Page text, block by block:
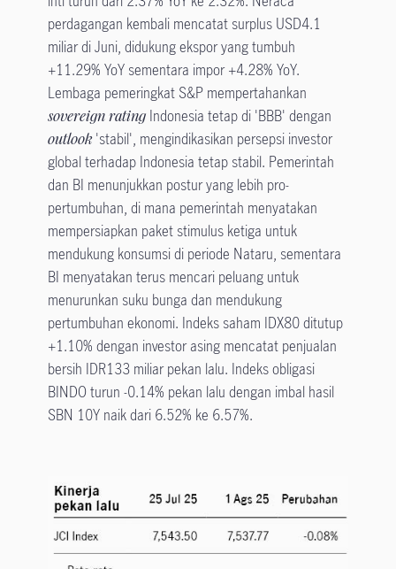
perdagangan kembali mencatat surplus USD4.1
miliar di Juni, didukung ekspor yang tumbuh
+11.29% YoY sementara impor +4.28% YoY.
Lembaga pemeringkat S&P mempertahankan
sovereign ratingIndonesia tetap di 'BBB' dengan
outlook'stabil', mengindikasikan persepsi investor
global terhadap Indonesia tetap stabil. Pemerintah
dan BI menunjukkan postur yang lebih pro-
pertumbuhan, di mana pemerintah menyatakan
mempersiapkan paket stimulus ketiga untuk
mendukung konsumsi di periode Nataru, sementara
BI menyatakan terus mencari peluang untuk
menurunkan suku bunga dan mendukung
pertumbuhan ekonomi. Indeks saham IDX80 ditutup
+1.10% dengan investor asing mencatat penjualan
bersih IDR133 miliar pekan lalu. Indeks obligasi
BINDO turun -0.14% pekan lalu dengan imbal hasil
SBN 10Y naik dari 6.52% ke 6.57%.